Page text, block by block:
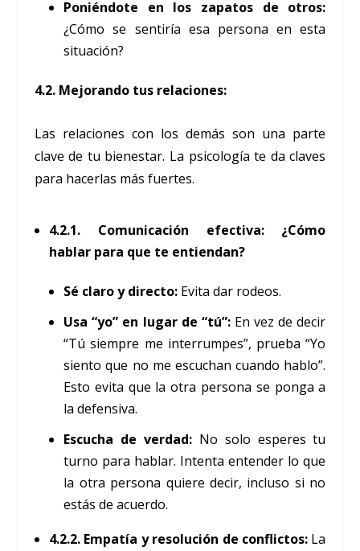
Poniéndote en los zapatos de otros:
¿Cómo se sentiría esa persona en esta
situación?
4.2. Mejorando tus relaciones:
Las relaciones con los demás son una parte
clave de tu bienestar. La psicología te da claves
para hacerlas más fuertes.
4.2.1. Comunicación efectiva: ¿Cómo
hablar para que te entiendan?
Sé claro y directo: Evita dar rodeos.
Usa “yo” en lugar de “tú”:En vez de decir
“Tú siempre me interrumpes”, prueba “Yo
siento que no me escuchan cuando hablo”.
Esto evita que la otra persona se ponga a
la defensiva.
Escucha de verdad:No solo esperes tu
turno para hablar. Intenta entender lo que
la otra persona quiere decir, incluso si no
estás de acuerdo.
4.2.2. Empatía y resolución de conflictos: La